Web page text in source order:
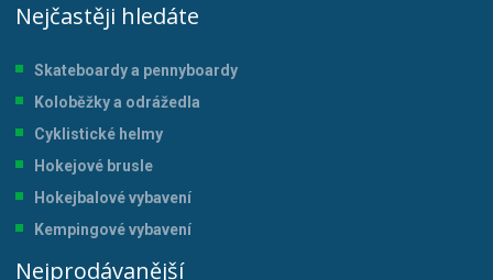
Nejčastěji hledáte
Skateboardy a pennyboardy
Koloběžky a odrážedla
Cyklistické helmy
Hokejové brusle
Hokejbalové vybavení
Kempingové vybavení
Nejprodávanější